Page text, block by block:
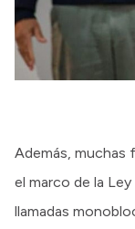
Además, muchas
el marco de la
llamadas